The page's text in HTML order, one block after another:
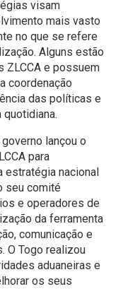
visam
mais vasto
no que se refere
Alguns estão
ZLCCA e possuem
coordenação
das políticas e
lançou o
para
nacional
seu comité
e operadores de
da ferramenta
comunicação e
O Togo realizou
aduaneiras e
os seus